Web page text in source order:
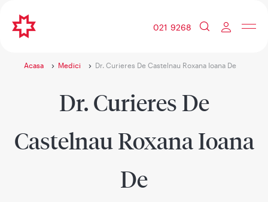
021 9268
Acasa Medici Dr. Curieres De Castelnau Roxana Ioana De
Dr. Curieres De
Castelnau Roxana Ioana
De